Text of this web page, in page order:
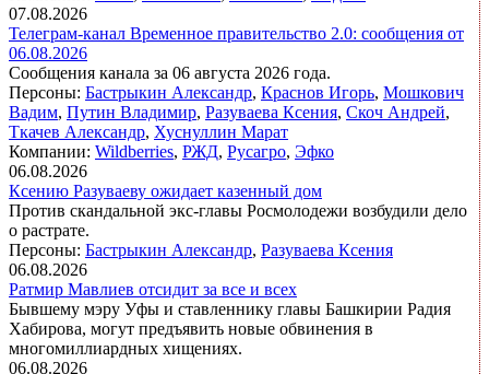
07.08.2026
Телеграм-канал Временное правительство 2.0: сообщения от
06.08.2026
Сообщения канала за 06 августа 2026 года.
Персоны: Бастрыкин Александр, Краснов Игорь, Мошкович
Вадим, Путин Владимир, Разуваева Ксения, Скоч Андрей,
Ткачев Александр, Хуснуллин Марат
Компании: Wildberries, РЖД, Русагро, Эфко
06.08.2026
Ксению Разуваеву ожидает казенный дом
Против скандальной экс‑главы Росмолодежи возбудили дело
о растрате.
Персоны: Бастрыкин Александр, Разуваева Ксения
06.08.2026
Ратмир Мавлиев отсидит за все и всех
Бывшему мэру Уфы и ставленнику главы Башкирии Радия
Хабирова, могут предъявить новые обвинения в
многомиллиардных хищениях.
06.08.2026